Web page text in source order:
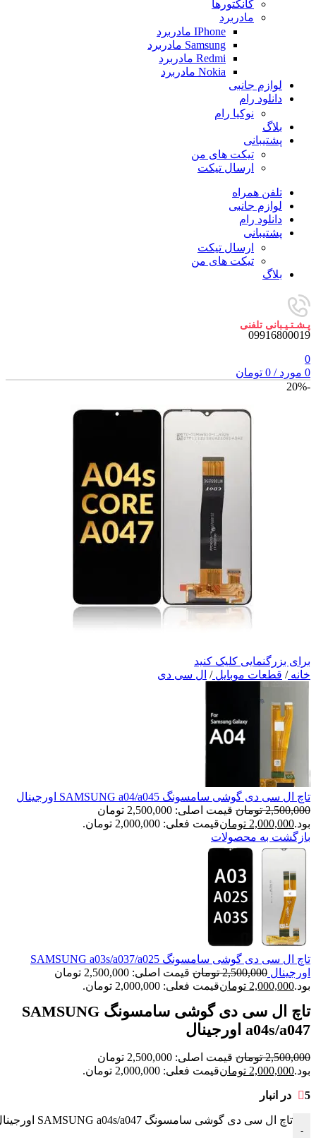
کانکتورها
مادربرد
IPhone مادربرد
Samsung مادربرد
Redmi مادربرد
Nokia مادربرد
لوازم جانبی
دانلود رام
نوکیا رام
بلاگ
پشتیبانی
تیکت های من
ارسال تیکت
تلفن همراه
لوازم جانبی
دانلود رام
پشتیبانی
ارسال تیکت
تیکت های من
بلاگ
پـشـتـیـبانی تلفنی
09916800019
0
0 مورد /
0 تومان
-20%
برای بزرگنمایی کلیک کنید
خانه/ قطعات موبایل/ ال سی دی
تاچ ال سی دی گوشی سامسونگ SAMSUNG a04/a045 اورجینال
2,500,000 تومان
قیمت اصلی: 2,500,000 تومان
بود.2,000,000 تومانقیمت فعلی: 2,000,000 تومان.
بازگشت به محصولات
تاچ ال سی دی گوشی سامسونگ SAMSUNG a03s/a037/a025
اورجینال 2,500,000 تومان
قیمت اصلی: 2,500,000 تومان
بود.2,000,000 تومانقیمت فعلی: 2,000,000 تومان.
تاچ ال سی دی گوشی سامسونگ SAMSUNG
a04s/a047 اورجینال
2,500,000 تومان
قیمت اصلی: 2,500,000 تومان
بود.2,000,000 تومانقیمت فعلی: 2,000,000 تومان.
5 در انبار
-
تاچ ال سی دی گوشی سامسونگ SAMSUNG a04s/a047 اورجینال عدد